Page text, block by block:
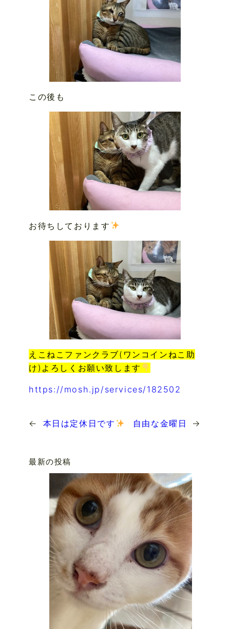
この後も
お待ちしております
えこねこファンクラブ(ワンコインねこ助
け)よろしくお願い致します
https://mosh.jp/services/182502
← 本日は定休日です 自由な金曜日 →
最新の投稿